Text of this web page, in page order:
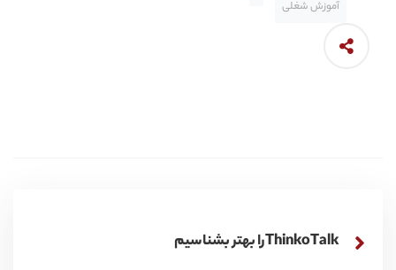
آموزش شغلی
ThinkoTalkرا بهتر بشناسیم